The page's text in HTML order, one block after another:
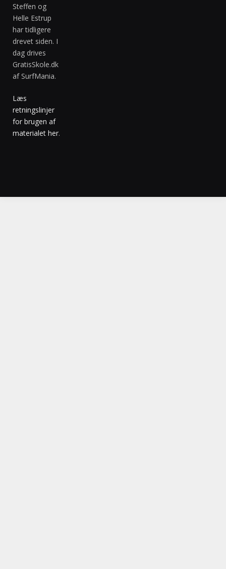
Steffen og
Helle Estrup
har tidligere
drevet siden. I
dag drives
GratisSkole.dk
af SurfMania.
Læs
retningslinjer
for brugen af
materialet her.